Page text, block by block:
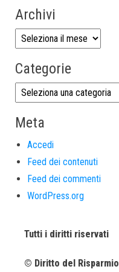
Archivi
Categorie
Meta
Accedi
Feed dei contenuti
Feed dei commenti
WordPress.org
Tutti i diritti riservati
© Diritto del Risparmio